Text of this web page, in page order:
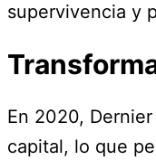
supervivencia y
En 2020,
capital, lo que